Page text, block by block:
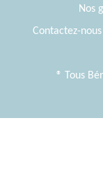
Nos
Contactez-nous
® Tous